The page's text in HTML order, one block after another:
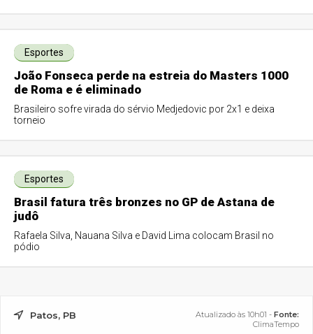
Esportes
João Fonseca perde na estreia do Masters 1000
de Roma e é eliminado
Brasileiro sofre virada do sérvio Medjedovic por 2x1 e deixa
torneio
Esportes
Brasil fatura três bronzes no GP de Astana de
judô
Rafaela Silva, Nauana Silva e David Lima colocam Brasil no
pódio
Patos, PB Atualizado às 10h01 - Fonte:
ClimaTempo